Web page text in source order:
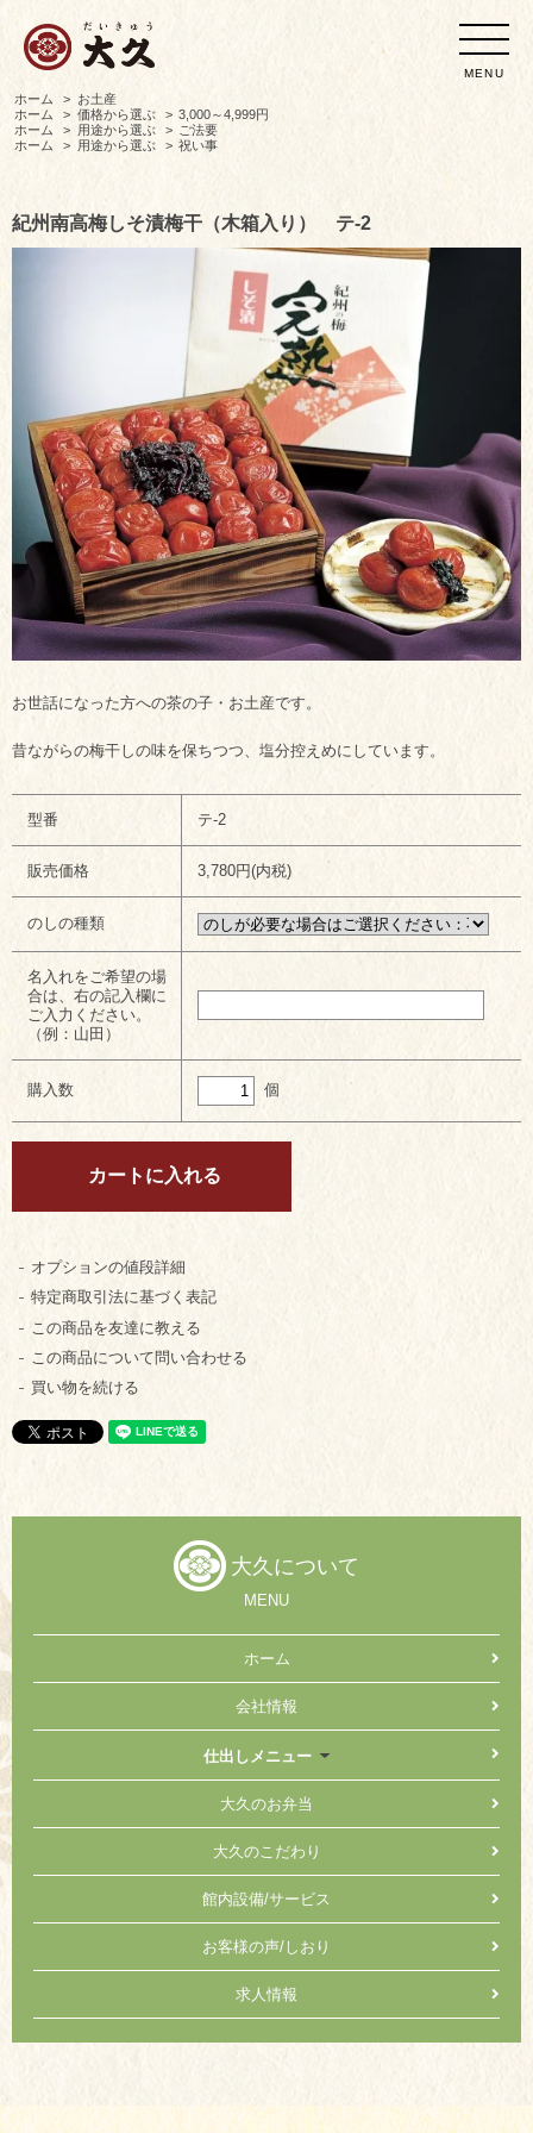
MENU
ホーム > お土産
ホーム
> 価格から選ぶ > 3,000～4,999円
ホーム
> 用途から選ぶ > ご法要
ホーム
> 用途から選ぶ > 祝い事
紀州南高梅しそ漬梅干（木箱入り） テ-2
お世話になった方への茶の子・お土産です。
昔ながらの梅干しの味を保ちつつ、塩分控えめにしています。
型番 テ-2
販売価格 3,780円(内税)
のしの種類
名入れをご希望の場
合は、右の記入欄に
ご入力ください。
（例：山田）
購入数 個
オプションの値段詳細
特定商取引法に基づく表記
この商品を友達に教える
この商品について問い合わせる
買い物を続ける
大久について
MENU
ホーム
会社情報
仕出しメニュー
大久のお弁当
大久のこだわり
館内設備/サービス
お客様の声/しおり
求人情報